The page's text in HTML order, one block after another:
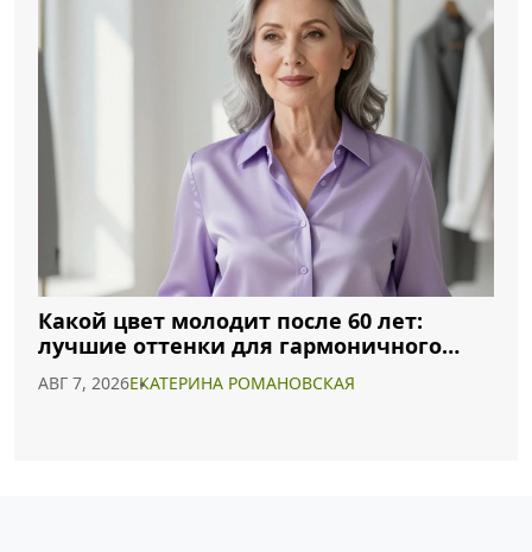
Какой цвет молодит после 60 лет:
лучшие оттенки для гармоничного
АВГ 7, 2026ЕКАТЕРИНА РОМАНОВСКАЯ